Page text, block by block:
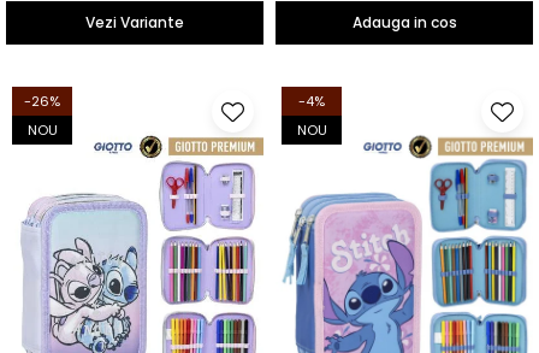
Vezi Variante Adauga in cos
-26%
NOU
-4%
NOU